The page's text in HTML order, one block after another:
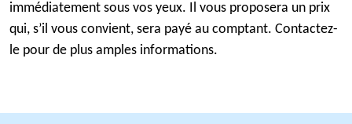
immédiatement sous vos yeux. Il vous proposera un prix
qui, s’il vous convient, sera payé au comptant. Contactez-
le pour de plus amples informations.